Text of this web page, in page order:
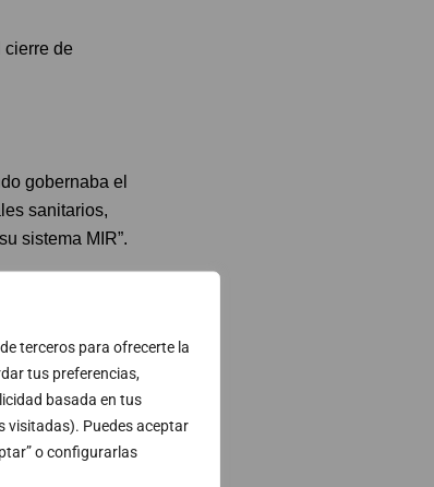
terceros para ofrecerte la
tus preferencias,
basada en tus
visitadas). Puedes aceptar
o configurarlas
cierre de
gobernaba el
sanitarios,
sistema MIR”.
ha
sanidad pública
recortes en la
de la Ley de
que amplía